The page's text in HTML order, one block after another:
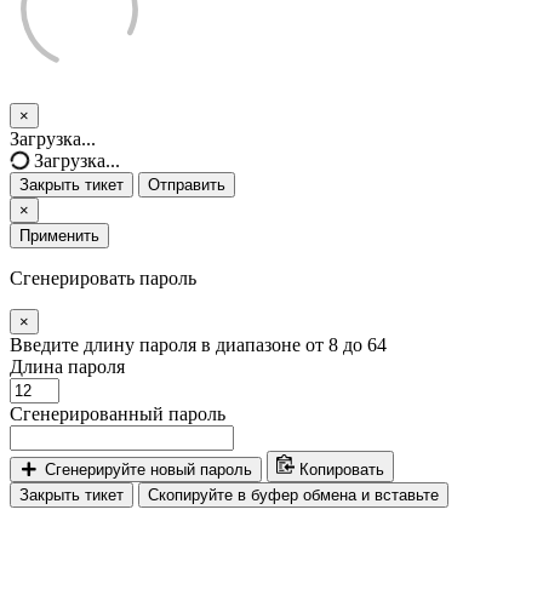
×
Закрыть
тикет
Загрузка...
Загрузка...
Закрыть тикет
Отправить
×
Применить
Сгенерировать пароль
×
Введите длину пароля в диапазоне от 8 до 64
Длина пароля
Сгенерированный пароль
Сгенерируйте новый пароль
Копировать
Закрыть тикет
Скопируйте в буфер обмена и вставьте